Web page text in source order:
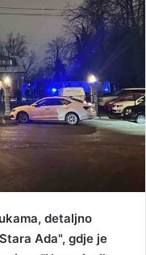
detaljno
Ada", gdje je